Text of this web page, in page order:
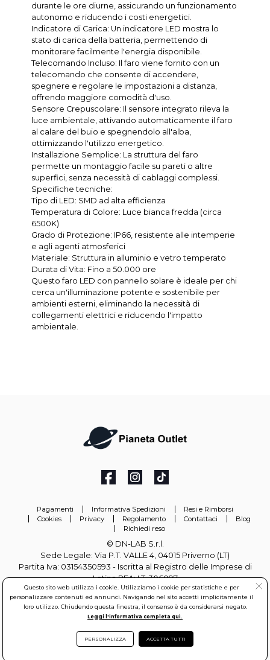
durante le ore diurne, assicurando un funzionamento
autonomo e riducendo i costi energetici.
Indicatore di Carica: Un indicatore LED mostra lo
stato di carica della batteria, permettendo di
monitorare facilmente l'energia disponibile.
Telecomando Incluso: Il faro viene fornito con un
telecomando che consente di accendere,
spegnere e regolare le impostazioni a distanza,
offrendo maggiore comodità d'uso.
Sensore Crepuscolare: Il sensore integrato rileva la
luce ambientale, attivando automaticamente il faro
al calare del buio e spegnendolo all'alba,
ottimizzando l'utilizzo energetico.
Installazione Semplice: La struttura del faro
permette un montaggio facile su pareti o altre
superfici, senza necessità di cablaggi complessi.
Specifiche tecniche:
Tipo di LED: SMD ad alta efficienza
Temperatura di Colore: Luce bianca fredda (circa
6500K)
Grado di Protezione: IP66, resistente alle intemperie
e agli agenti atmosferici
Materiale: Struttura in alluminio e vetro temperato
Durata di Vita: Fino a 50.000 ore
Questo faro LED con pannello solare è ideale per chi
cerca un'illuminazione potente e sostenibile per
ambienti esterni, eliminando la necessità di
collegamenti elettrici e riducendo l'impatto
ambientale.
Pagamenti Informativa Spedizioni
Resi e Rimborsi
Cookies
Privacy Regolamento Contattaci
Blog
Richiedi reso
© DN-LAB S.r.l.
Sede Legale: Via P.T. VALLE 4, 04015 Priverno (LT)
Partita Iva: 03154350593 - Iscritta al Registro delle Imprese di
Latina REA: LT-306097
info@pianetaoutlet.it
Questo sito web utilizza i cookie. Utilizziamo i cookie per statistiche e per
personalizzare contenuti ed annunci. Navigando nel sito accetti implicitamente il
loro utilizzo. Chiudendo questa finestra, il consenso è da considerarsi negato.
Leggi l'informativa completa qui.
PERSONALIZZA ACCETTA TUTTI